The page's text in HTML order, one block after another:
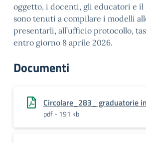
oggetto, i docenti, gli educatori e il
sono tenuti a compilare i modelli
presentarli, all’ufficio protocollo,
entro giorno 8 aprile 2026.
Documenti
Circolare_283_ graduatorie
pdf - 191 kb